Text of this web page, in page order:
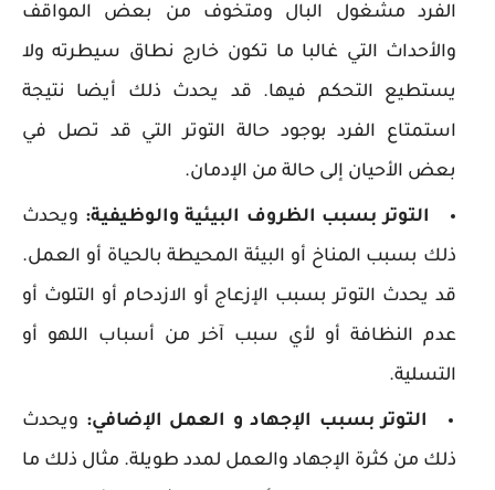
الفرد مشغول البال ومتخوف من بعض المواقف
والأحداث التي غالبا ما تكون خارج نطاق سيطرته ولا
يستطيع التحكم فيها. قد يحدث ذلك أيضا نتيجة
استمتاع الفرد بوجود حالة التوتر التي قد تصل في
بعض الأحيان إلى حالة من الإدمان.
التوتر بسبب الظروف البيئية والوظيفية: ويحدث
ذلك بسبب المناخ أو البيئة المحيطة بالحياة أو العمل.
قد يحدث التوتر بسبب الإزعاج أو الازدحام أو التلوث أو
عدم النظافة أو لأي سبب آخر من أسباب اللهو أو
التسلية.
التوتر بسبب الإجهاد و العمل الإضافي: ويحدث
ذلك من كثرة الإجهاد والعمل لمدد طويلة. مثال ذلك ما